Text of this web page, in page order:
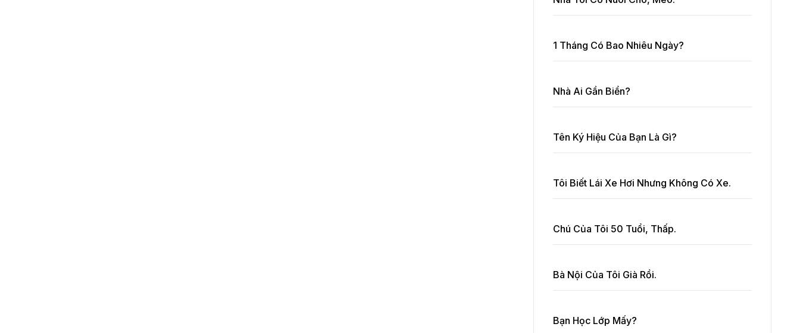
1 Tháng Có Bao Nhiêu Ngày?
Nhà Ai Gần Biển?
Tên Ký Hiệu Của Bạn Là Gì?
Tôi Biết Lái Xe Hơi Nhưng Không Có Xe.
Chú Của Tôi 50 Tuổi, Thấp.
Bà Nội Của Tôi Già Rồi.
Bạn Học Lớp Mấy?